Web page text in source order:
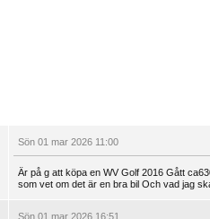
Sön 01 mar 2026 11:00
Är på g att köpa en WV Golf 2016 Gått
som vet om det är en bra bil Och vad jag
Sön 01 mar 2026 16:51